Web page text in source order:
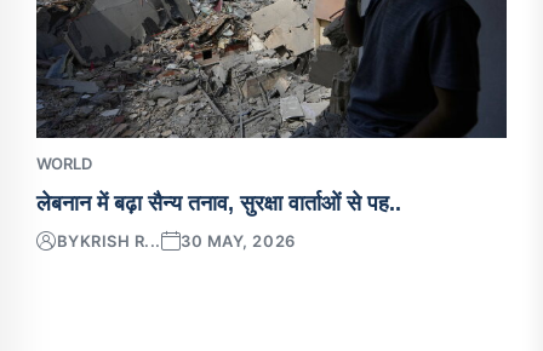
WORLD
लेबनान में बढ़ा सैन्य तनाव, सुरक्षा वार्ताओं से पह..
BYKRISH R... 30 MAY, 2026